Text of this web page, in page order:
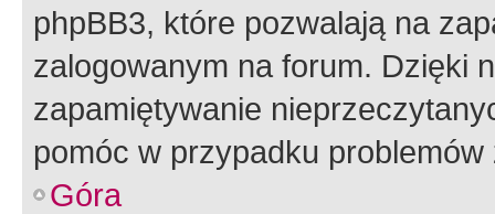
phpBB3, które pozwalają na
zalogowanym na forum. Dzięki
zapamiętywanie
pomóc w przypadku
Góra